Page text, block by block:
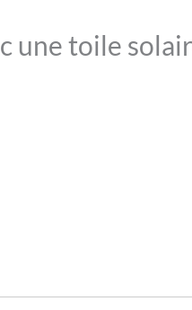
une toile